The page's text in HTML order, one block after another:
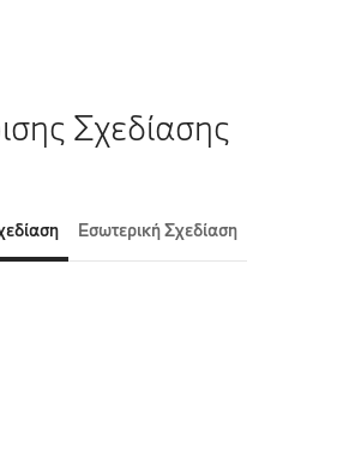
Σχεδίασης
Εσωτερική Σχεδίαση